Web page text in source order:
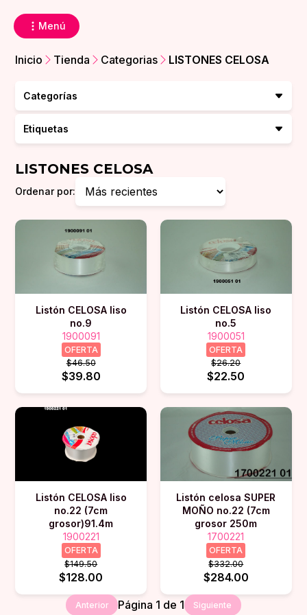
Menú
Inicio Tienda Categorias LISTONES CELOSA
Categorías
Etiquetas
LISTONES CELOSA
Ordenar por:
Listón CELOSA liso
no.9
1900091
OFERTA
$46.50
$39.80
Listón CELOSA liso
no.5
1900051
OFERTA
$26.20
$22.50
Listón CELOSA liso
no.22 (7cm
grosor)91.4m
1900221
OFERTA
$149.50
$128.00
Listón celosa SUPER
MOÑO no.22 (7cm
grosor 250m
1700221
OFERTA
$332.00
$284.00
Anterior Página 1 de 1 Siguiente